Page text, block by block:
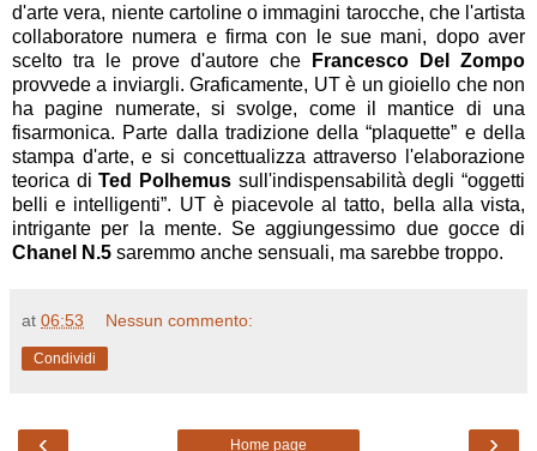
d'arte vera, niente cartoline o immagini tarocche, che l'artista
collaboratore numera e firma con le sue mani, dopo aver
scelto tra le prove d'autore che
Francesco Del Zompo
provvede a inviargli. Graficamente, UT è un gioiello che non
ha pagine numerate, si svolge, come il mantice di una
fisarmonica. Parte dalla tradizione della “plaquette” e della
stampa d'arte, e si concettualizza attraverso l'elaborazione
teorica diTed Polhemus sull'indispensabilità degli “oggetti
belli e intelligenti”. UT è piacevole al tatto, bella alla vista,
intrigante per la mente. Se aggiungessimo due gocce di
Chanel N.5 saremmo anche sensuali, ma sarebbe troppo.
at 06:53 Nessun commento:
Condividi
‹ ›
Home page